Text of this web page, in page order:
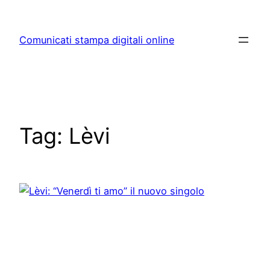
content
Comunicati stampa digitali online
Tag: Lèvi